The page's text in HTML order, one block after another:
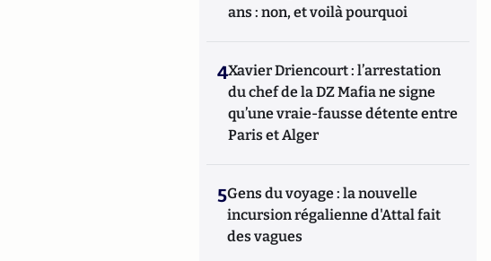
ans : non, et voilà pourquoi
4Xavier Driencourt : l’arrestation
du chef de la DZ Mafia ne signe
qu’une vraie-fausse détente entre
Paris et Alger
5Gens du voyage : la nouvelle
incursion régalienne d'Attal fait
des vagues